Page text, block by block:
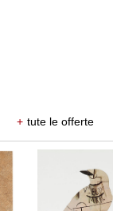
+ tute le offerte